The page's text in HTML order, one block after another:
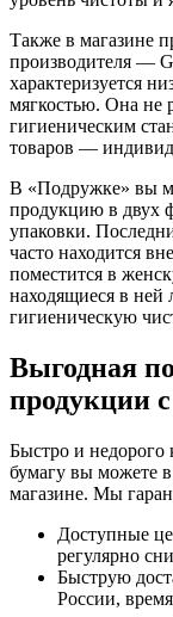
Также в магазине
производителя —
характеризуется
мягкостью. Она не
гигиеническим
товаров —
В «Подружке» вы
продукцию в двух
упаковки.
часто находится
поместится в
находящиеся в ней
гигиеническую
Выгодная
продукции
Быстро и
бумагу вы можете
магазине. Мы
Доступные
регулярно
Быструю
России,